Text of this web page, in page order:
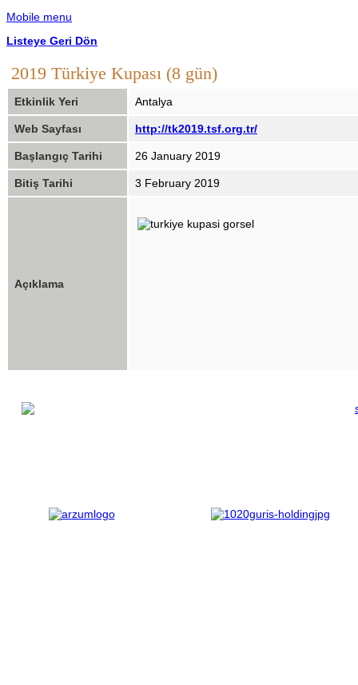
Mobile menu
Listeye Geri Dön
2019 Türkiye Kupası (8 gün)
Etkinlik Yeri Antalya
Web Sayfası http://tk2019.tsf.org.tr/
Başlangıç Tarihi 26 January 2019
Bitiş Tarihi 3 February 2019
Açıklama